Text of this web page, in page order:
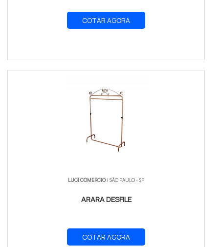
COTAR AGORA
LUCI COMERCIO/ SÃO PAULO - SP
ARARA DESFILE
COTAR AGORA